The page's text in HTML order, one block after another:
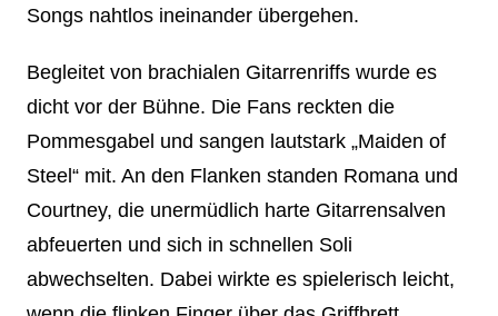
Songs nahtlos ineinander übergehen.
Begleitet von brachialen Gitarrenriffs wurde es
dicht vor der Bühne. Die Fans reckten die
Pommesgabel und sangen lautstark „Maiden of
Steel“ mit. An den Flanken standen Romana und
Courtney, die unermüdlich harte Gitarrensalven
abfeuerten und sich in schnellen Soli
abwechselten. Dabei wirkte es spielerisch leicht,